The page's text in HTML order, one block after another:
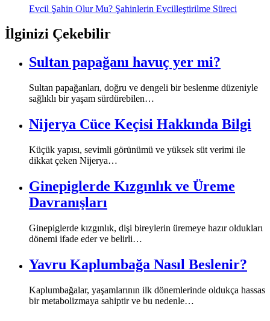
Evcil Şahin Olur Mu? Şahinlerin Evcilleştirilme Süreci
İlginizi Çekebilir
Sultan papağanı havuç yer mi?
Sultan papağanları, doğru ve dengeli bir beslenme düzeniyle
sağlıklı bir yaşam sürdürebilen…
Nijerya Cüce Keçisi Hakkında Bilgi
Küçük yapısı, sevimli görünümü ve yüksek süt verimi ile
dikkat çeken Nijerya…
Ginepiglerde Kızgınlık ve Üreme
Davranışları
Ginepiglerde kızgınlık, dişi bireylerin üremeye hazır oldukları
dönemi ifade eder ve belirli…
Yavru Kaplumbağa Nasıl Beslenir?
Kaplumbağalar, yaşamlarının ilk dönemlerinde oldukça hassas
bir metabolizmaya sahiptir ve bu nedenle…